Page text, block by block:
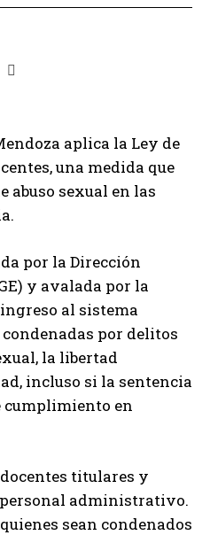
aplica la Ley de
una medida que
abuso sexual en las
por la Dirección
y avalada por la
al sistema
por delitos
la libertad
incluso si la sentencia
cumplimiento en
titulares y
administrativo.
sean condenados